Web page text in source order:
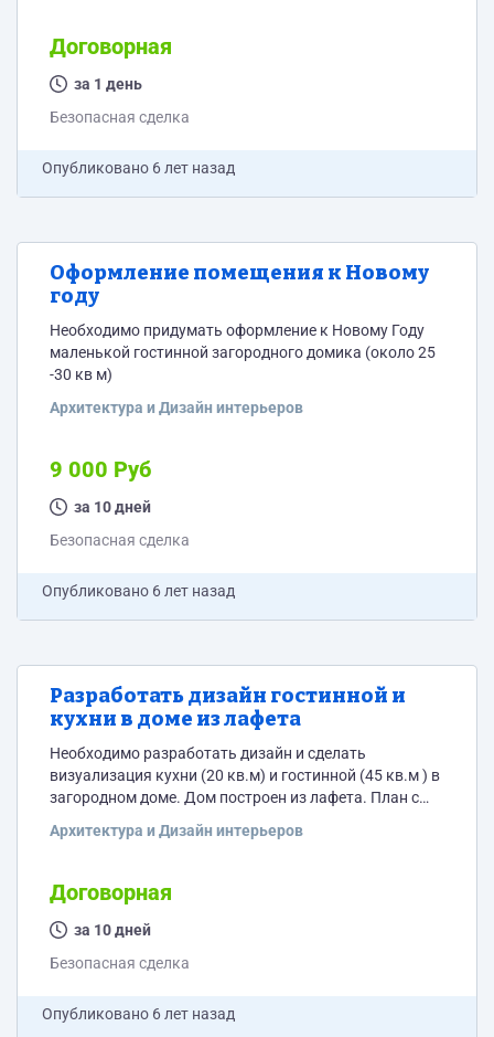
Договорная
за 1 день
Безопасная сделка
Опубликовано 6 лет назад
Оформление помещения к Новому
году
Необходимо придумать оформление к Новому Году
маленькой гостинной загородного домика (около 25
-30 кв м)
Архитектура и Дизайн интерьеров
9 000 Руб
за 10 дней
Безопасная сделка
Опубликовано 6 лет назад
Разработать дизайн гостинной и
кухни в доме из лафета
Необходимо разработать дизайн и сделать
визуализация кухни (20 кв.м) и гостинной (45 кв.м ) в
загородном доме. Дом построен из лафета. План с
Архитектура и Дизайн интерьеров
Договорная
за 10 дней
Безопасная сделка
Опубликовано 6 лет назад